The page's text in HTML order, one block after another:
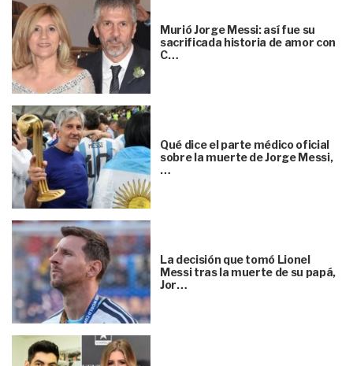
Murió Jorge Messi: así fue su
sacrificada historia de amor con
C…
Qué dice el parte médico oficial
sobre la muerte de Jorge Messi,
…
La decisión que tomó Lionel
Messi tras la muerte de su papá,
Jor…